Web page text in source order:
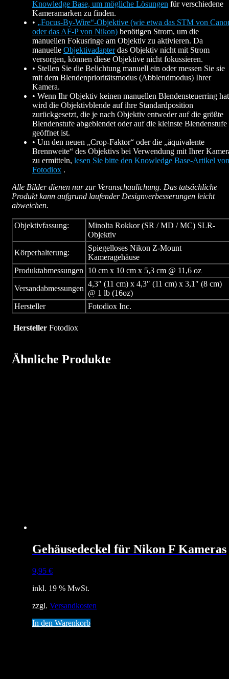
Knowledge Base, um mögliche Lösungen für verschiedene
Kameramarken zu finden.
• „Focus-By-Wire“-Objektive (wie etwa das STM von
oder das AF-P von Nikon) benötigen Strom, um die
manuellen Fokusringe am Objektiv zu aktivieren. Da
manuelle Objektivadapterdas Objektiv nicht mit Strom
versorgen, können diese Objektive nicht fokussieren.
• Stellen Sie die Belichtung manuell ein oder messen Sie sie
mit dem Blendenprioritätsmodus (Abblendmodus) Ihrer
Kamera.
• Wenn Ihr Objektiv keinen manuellen Blendensteuerring
wird die Objektivblende auf ihre Standardposition
zurückgesetzt, die je nach Objektiv entweder auf die größte
Blendenstufe abgeblendet oder auf die kleinste Blendenstufe
geöffnet ist.
• Um den neuen „Crop-Faktor“ oder die „äquivalente
Brennweite“ des Objektivs bei Verwendung mit Ihrer
zu ermitteln, lesen Sie bitte den Knowledge Base-Artikel von
Fotodiox .
Alle Bilder dienen nur zur Veranschaulichung. Das tatsächliche
Produkt kann aufgrund laufender Designverbesserungen leicht
abweichen.
Objektivfassung:
Minolta Rokkor (SR / MD / MC) SLR-
Objektiv
Körperhalterung:
Spiegelloses Nikon Z-Mount
Kameragehäuse
Produktabmessungen
10 cm x 10 cm x 5,3 cm @ 11,6 oz
Versandabmessungen
4,3″ (11 cm) x 4,3″ (11 cm) x 3,1″ (8 cm)
@ 1 lb (16oz)
Hersteller
Fotodiox Inc.
Hersteller Fotodiox
Ähnliche Produkte
Gehäusedeckel für Nikon F Kameras
9,95 €
inkl. 19 % MwSt.
zzgl. Versandkosten
In den Warenkorb